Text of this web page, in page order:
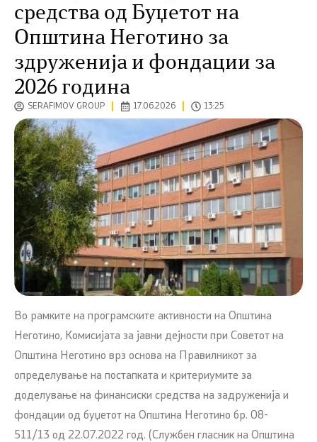
средства од Буџетот на
Општина Неготино за
здруженија и фондации за
2026 година
SERAFIMOV GROUP 17.06.2026 13:25
Во рамките на програмските активности на Општина
Неготино, Комисијата за јавни дејности при Советот на
Општина Неготино врз основа на Правилникот за
определување на постапката и критериумите за
доделување на финансиски средства на задруженија и
фондации од буџетот на Општина Неготино бр. 08-
511/13 од 22.07.2022 год. (Службен гласник на Општина